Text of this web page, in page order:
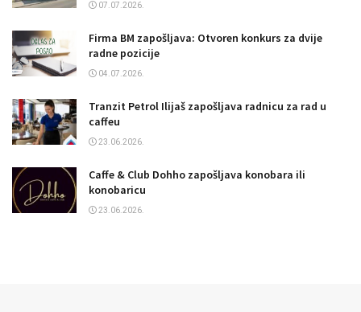
07.07.2026.
Firma BM zapošljava: Otvoren konkurs za dvije
radne pozicije
04.07.2026.
Tranzit Petrol Ilijaš zapošljava radnicu za rad u
caffeu
23.06.2026.
Caffe & Club Dohho zapošljava konobara ili
konobaricu
23.06.2026.